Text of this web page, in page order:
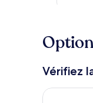
Vérifiez
Vérifier la